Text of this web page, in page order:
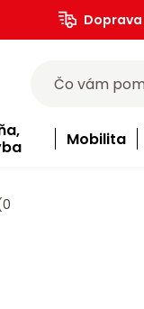
Mobilita